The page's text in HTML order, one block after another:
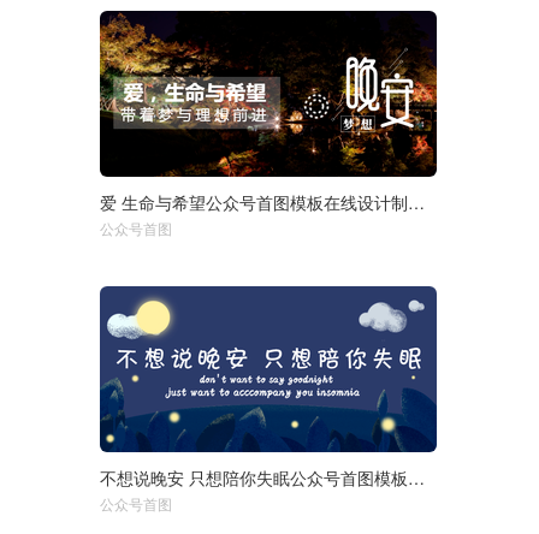
选择尺寸： 1920px 950px 爱 生命与希望公众号首图模板在线设计制作生成二维码模板图片
公众号首图
选择尺寸： 1920px 950px 不想说晚安 只想陪你失眠公众号首图模板在线设计制作生成二维
公众号首图